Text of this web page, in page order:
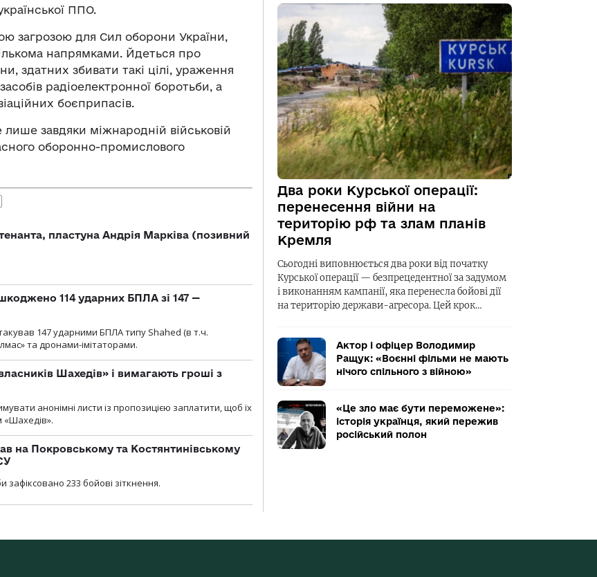
ППО.
загрозою для Сил оборони України,
напрямками. Йдеться про
здатних збивати такі цілі, ураження
радіоелектронної боротьби, а
боєприпасів.
завдяки міжнародній військовій
оборонно-промислового
пластуна Андрія Марківа (позивний
114 ударних БПЛА зі 147 —
147 ударними БПЛА типу Shahed (в т.ч.
та дронами-імітаторами.
Шахедів» і вимагають гроші з
анонімні листи із пропозицією заплатити, щоб їх
«Шахедів».
на Покровському та Костянтинівському
зафіксовано 233 бойові зіткнення.
Два роки Курської операції:
перенесення війни на
територію рф та злам планів
Кремля
Сьогодні виповнюється два роки від початку
Курської операції — безпрецедентної за задумом
і виконанням кампанії, яка перенесла бойові дії
на територію держави-агресора. Цей крок…
Актор і офіцер Володимир
Ращук: «Воєнні фільми не мають
нічого спільного з війною»
«Це зло має бути переможене»:
історія українця, який пережив
російський полон